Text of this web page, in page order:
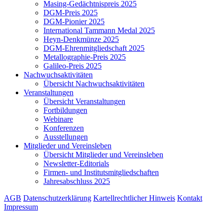
Masing-Gedächtnispreis 2025
DGM-Preis 2025
DGM-Pionier 2025
International Tammann Medal 2025
Heyn-Denkmünze 2025
DGM-Ehrenmitgliedschaft 2025
Metallographie-Preis 2025
Galileo-Preis 2025
Nachwuchsaktivitäten
Übersicht Nachwuchsaktivitäten
Veranstaltungen
Übersicht Veranstaltungen
Fortbildungen
Webinare
Konferenzen
Ausstellungen
Mitglieder und Vereinsleben
Übersicht Mitglieder und Vereinsleben
Newsletter-Editorials
Firmen- und Institutsmitgliedschaften
Jahresabschluss 2025
AGB Datenschutzerklärung Kartellrechtlicher Hinweis Kontakt
Impressum